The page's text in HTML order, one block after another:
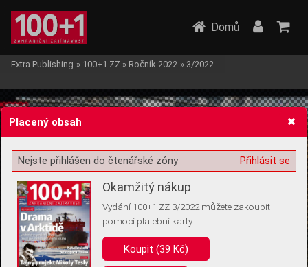
Žádost o souhlas s ukládáním volitelných informací
Pro základní fungování webu nepotřebujeme ukládat žádné informace
(tzv. cookies apod.). Rádi bychom vás ale požádali o souhlas s
Domů
Extra Publishing » 100+1 ZZ » Ročník 2022 » 3/2022
Placený obsah
Přihlásit se
Nejste přihlášen do čtenářské zóny
Okamžitý nákup
Vydání 100+1 ZZ 3/2022 můžete zakoupit
pomocí platební karty
Koupit (39 Kč)